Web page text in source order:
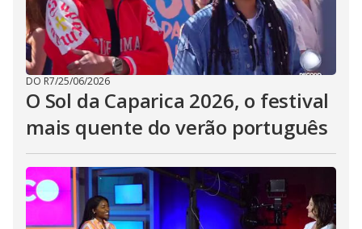
DO R7/25/06/2026
O Sol da Caparica 2026, o festival
mais quente do verão português